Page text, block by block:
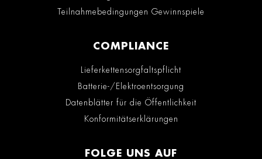
Teilnahmebedingungen Gewinnspiele
COMPLIANCE
Lieferkettensorgfaltspflicht
Batterie-/Elektroentsorgung
Datenblätter für die Öffentlichkeit
Konformitätserklärungen
FOLGE UNS AUF